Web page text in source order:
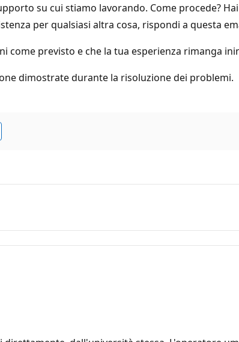
su cui stiamo lavorando. Come procede?
per qualsiasi altra cosa, rispondi a questa
come previsto e che la tua esperienza rimanga
dimostrate durante la risoluzione dei problemi.